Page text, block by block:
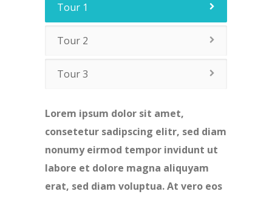
Tour 1
Tour 2
Tour 3
Lorem ipsum dolor sit amet,
consetetur sadipscing elitr, sed diam
nonumy eirmod tempor invidunt ut
labore et dolore magna aliquyam
erat, sed diam voluptua. At vero eos